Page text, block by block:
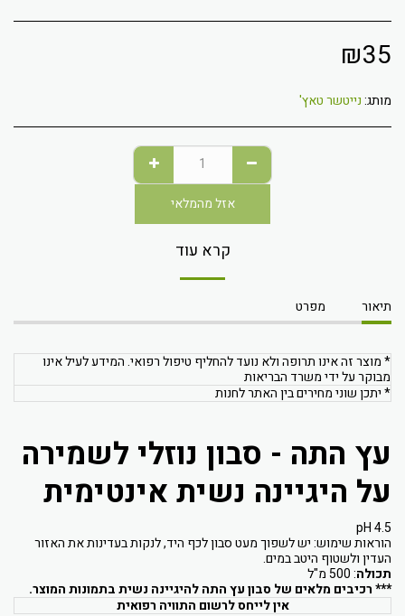
₪35
מותג:נייטשר טאץ'
אזל מהמלאי
קרא עוד
תיאור מפרט
* מוצר זה אינו תרופה ולא נועד להחליף טיפול רפואי. המידע לעיל אינו
מבוקר על ידי משרד הבריאות
* יתכן שוני מחירים בין האתר לחנות
עץ התה - סבון נוזלי לשמירה
על היגיינה נשית אינטימית
pH 4.5
הוראות שימוש: יש לשפוך מעט סבון לכף היד, לנקות בעדינות את האזור
העדין ולשטוף היטב במים.
תכולה: 500 מ"ל
*** רכיבים מלאים של סבון עץ התה להיגיינה נשית בתמונות המוצר.
אין לייחס לרשום התוויה רפואית